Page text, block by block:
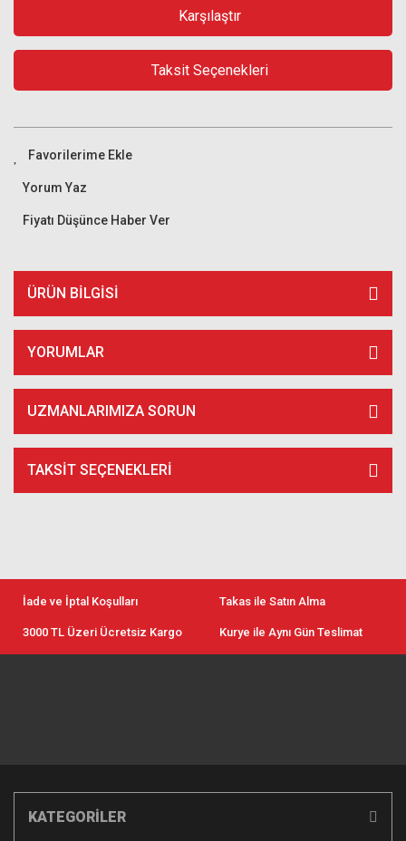
Karşılaştır
Taksit Seçenekleri
Yorum Yaz
Fiyatı Düşünce Haber Ver
ÜRÜN BILGISI
YORUMLAR
UZMANLARIMIZA SORUN
TAKSIT SEÇENEKLERI
İade ve İptal Koşulları Takas ile Satın Alma
3000 TL Üzeri Ücretsiz Kargo Kurye ile Aynı Gün Teslimat
KATEGORİLER